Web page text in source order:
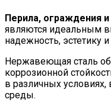
Перила, ограждения
являются идеальным
надежность, эстетику
Нержавеющая сталь
коррозионной
в различных
среды.